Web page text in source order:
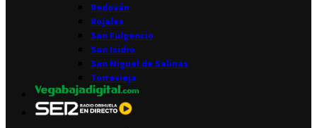
Redován
Rojales
San Fulgencio
San Isidro
San Miguel de Salinas
Torrevieja